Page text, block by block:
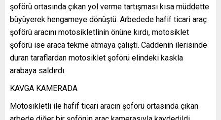
şoförü ortasında çıkan yol verme tartışması kısa müddette
büyüyerek hengameye dönüştü. Arbedede hafif ticari araç
şoförü aracını motosikletlinin önüne kırdı, motosiklet
şoförü ise araca tekme atmaya çalıştı. Caddenin ilerisinde
duran taraflardan motosiklet şoförü elindeki kaskla
arabaya saldırdı.
KAVGA KAMERADA
Motosikletli ile hafif ticari aracın şoförü ortasında çıkan